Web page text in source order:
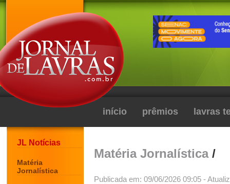
início prêmios lavras
JL Notícias
Matéria
Jornalística
Matéria Jornalística/
Publicada em: 09/06/2026 09:05 -